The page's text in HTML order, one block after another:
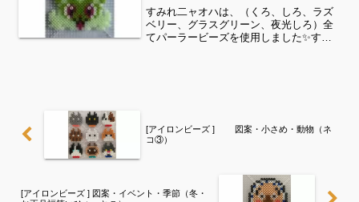
すみれ二ャオハは、（くろ、しろ、ラズ
ベリー、グラスグリーン、夜光しろ）全
てパーラービーズを使用しました✨すみ
[アイロンビーズ ] 図案・小さめ・動物（ネ
コ③）
[アイロンビーズ ] 図案・イベント・季節（冬・